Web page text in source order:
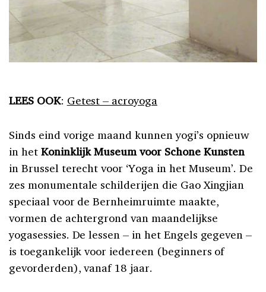
LEES OOK: Getest – acroyoga
Sinds eind vorige maand kunnen yogi’s opnieuw
in het Koninklijk Museum voor Schone Kunsten
in Brussel terecht voor ‘Yoga in het Museum’. De
zes monumentale schilderijen die Gao Xingjian
speciaal voor de Bernheimruimte maakte,
vormen de achtergrond van maandelijkse
yogasessies. De lessen – in het Engels gegeven –
is toegankelijk voor iedereen (beginners of
gevorderden), vanaf 18 jaar.